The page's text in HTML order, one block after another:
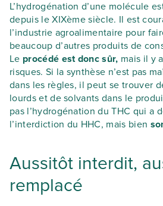
L’hydrogénation d’une molécule
depuis le XIXème siècle. Il est
l’industrie agroalimentaire pour
beaucoup d’autres produits de
Le procédé est donc sûr, mais il y
risques. Si la synthèse n’est pas
dans les règles, il peut se trouver
lourds et de solvants dans le
pas l’hydrogénation du THC qui a
l’interdiction du HHC, mais bien
Aussitôt interdit,
remplacé